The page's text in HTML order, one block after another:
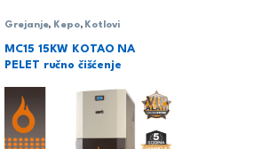
Grejanje, Kepo, Kotlovi
MC15 15KW KOTAO NA
PELET ručno čišćenje